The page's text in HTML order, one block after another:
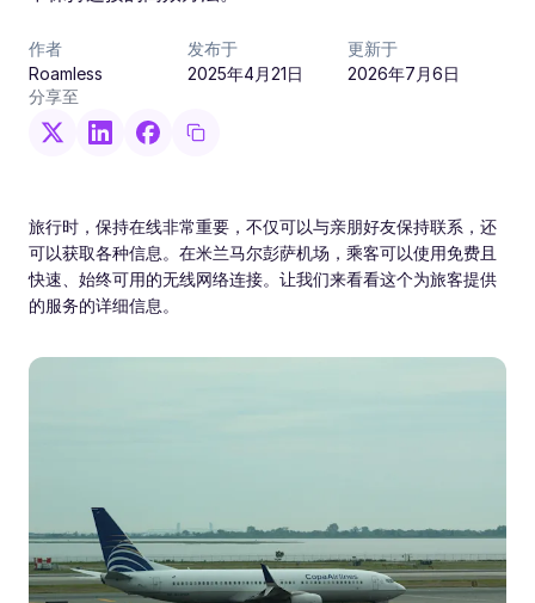
作者
Roamless
发布于
2025年4月21日
更新于
2026年7月6日
分享至
旅行时，保持在线非常重要，不仅可以与亲朋好友保持联系，还
可以获取各种信息。在米兰马尔彭萨机场，乘客可以使用免费且
快速、始终可用的无线网络连接。让我们来看看这个为旅客提供
的服务的详细信息。